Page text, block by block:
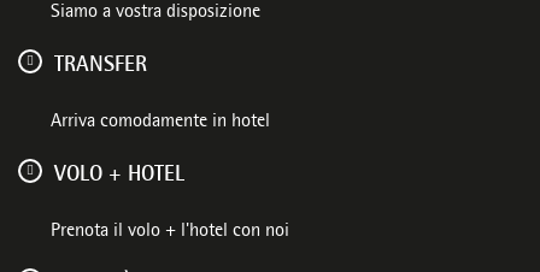
Siamo a vostra disposizione
TRANSFER
Arriva comodamente in hotel
VOLO + HOTEL
Prenota il volo + l'hotel con noi